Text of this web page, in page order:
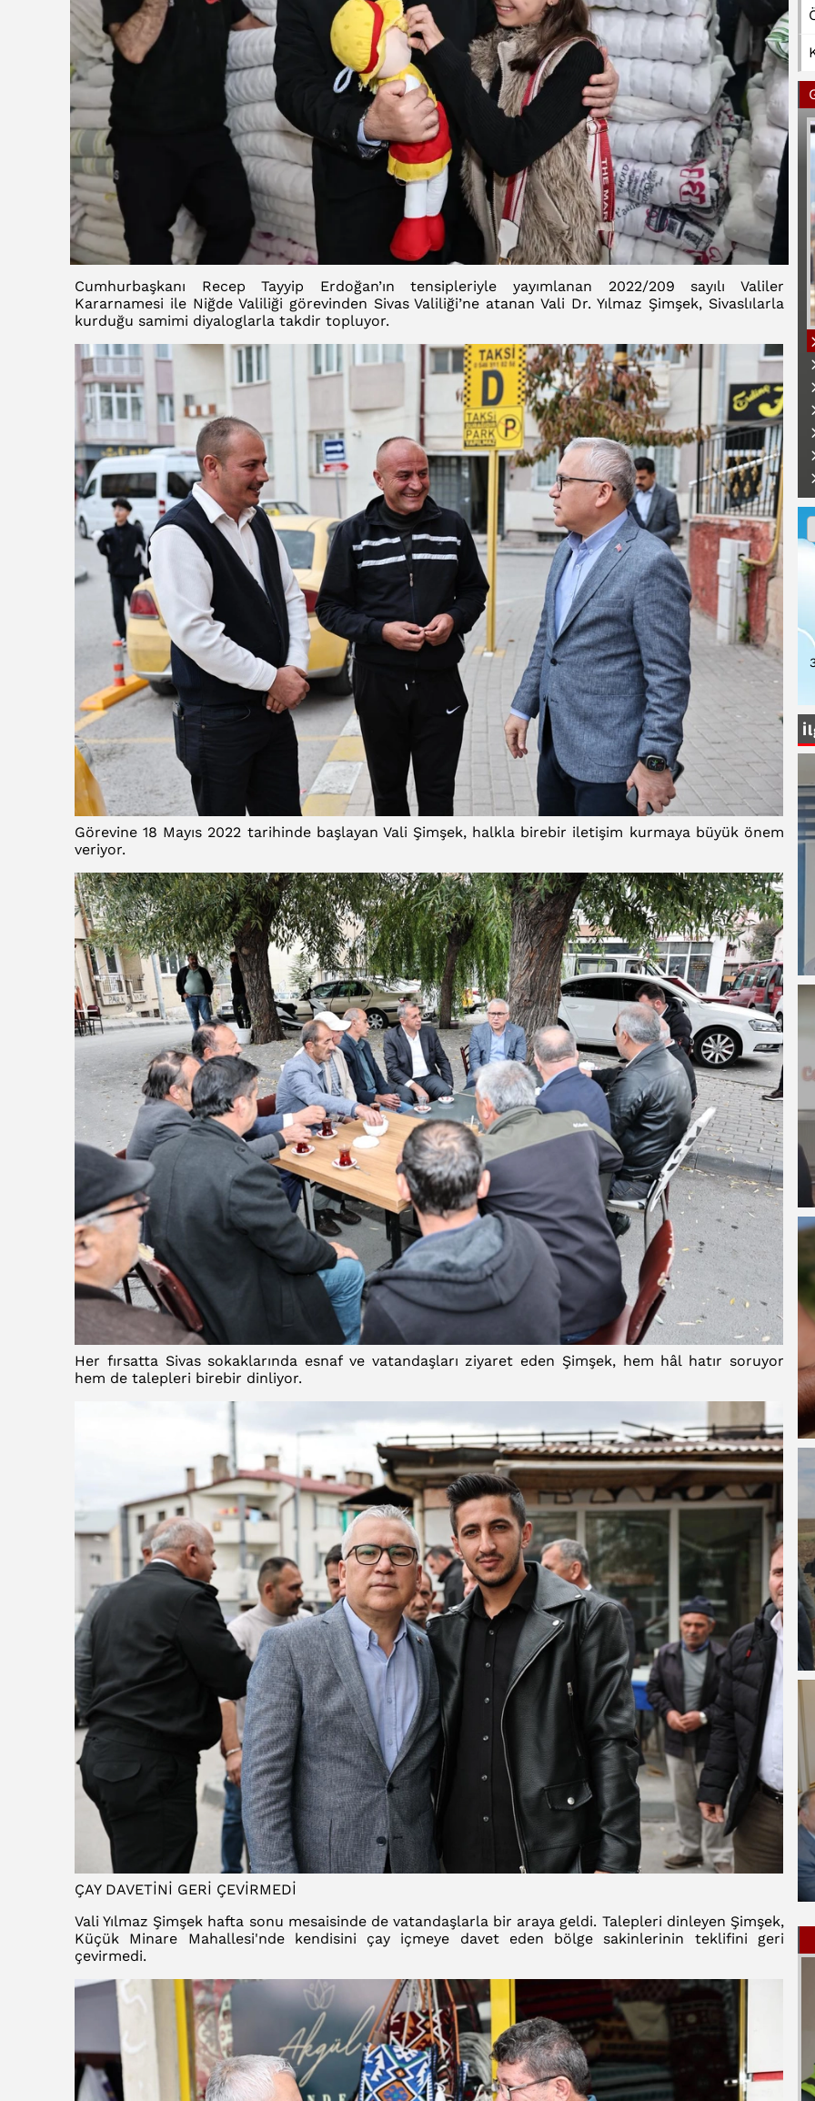
Cumhurbaşkanı Recep Tayyip Erdoğan’ın tensipleriyle yayımlanan 2022/209 sayılı Valiler
Kararnamesi ile Niğde Valiliği görevinden Sivas Valiliği’ne atanan Vali Dr. Yılmaz Şimşek, Sivaslılarla
kurduğu samimi diyaloglarla takdir topluyor.
Görevine 18 Mayıs 2022 tarihinde başlayan Vali Şimşek, halkla birebir iletişim kurmaya büyük önem
veriyor.
Her fırsatta Sivas sokaklarında esnaf ve vatandaşları ziyaret eden Şimşek, hem hâl hatır soruyor
hem de talepleri birebir dinliyor.
ÇAY DAVETİNİ GERİ ÇEVİRMEDİ
Vali Yılmaz Şimşek hafta sonu mesaisinde de vatandaşlarla bir araya geldi. Talepleri dinleyen Şimşek,
Küçük Minare Mahallesi'nde kendisini çay içmeye davet eden bölge sakinlerinin teklifini geri
çevirmedi.